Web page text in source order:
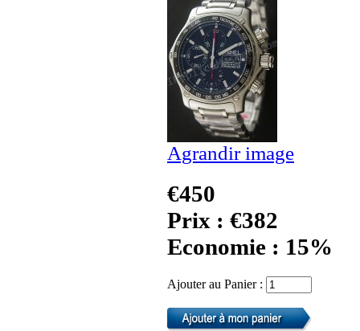
Agrandir image
€450
Prix : €382
Economie : 15%
Ajouter au Panier :